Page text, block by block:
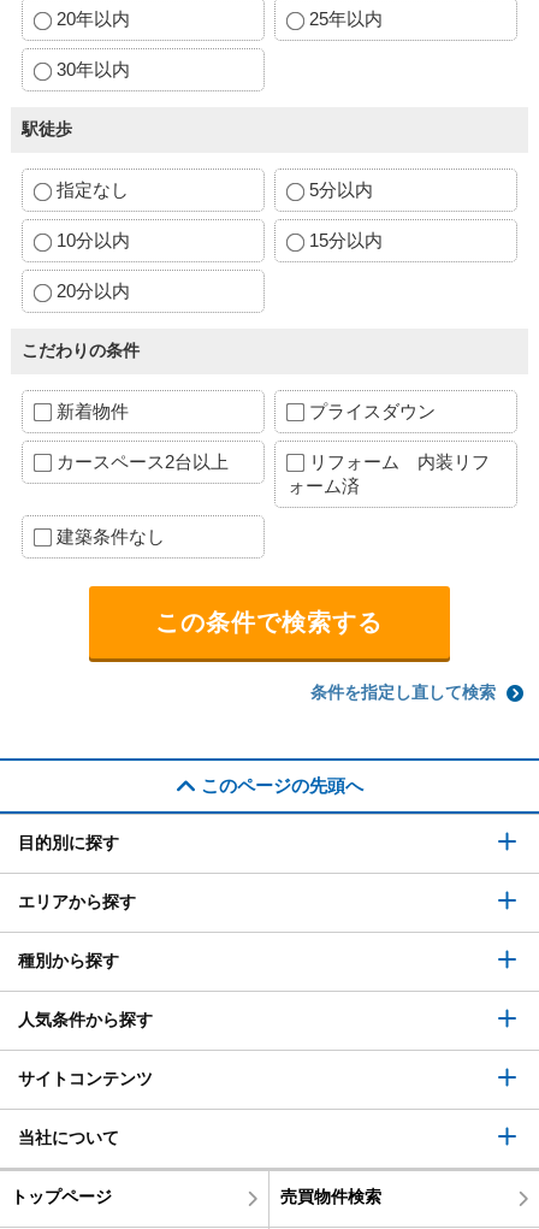
20年以内 25年以内
30年以内
駅徒歩
指定なし 5分以内
10分以内 15分以内
20分以内
こだわりの条件
新着物件 プライスダウン
カースペース2台以上
リフォーム 内装リフ
ォーム済
建築条件なし
条件を指定し直して検索
このページの先頭へ
目的別に探す
エリアから探す
種別から探す
人気条件から探す
サイトコンテンツ
当社について
トップページ 売買物件検索